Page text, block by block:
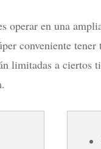
en una
conveniente
limitadas a ciertos